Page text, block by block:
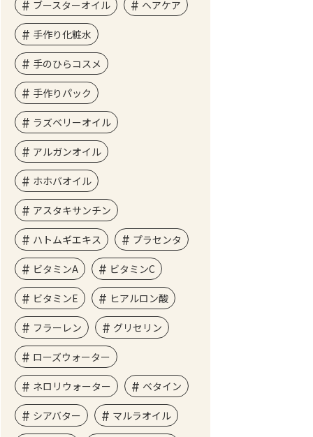
ブースターオイル ヘアケア
手作り化粧水
手のひらコスメ
手作りパック
ラズベリーオイル
アルガンオイル
ホホバオイル
アスタキサンチン
ハトムギエキス プラセンタ
ビタミンA ビタミンC
ビタミンE ヒアルロン酸
フラーレン グリセリン
ローズウォーター
ネロリウォーター ベタイン
シアバター マルラオイル